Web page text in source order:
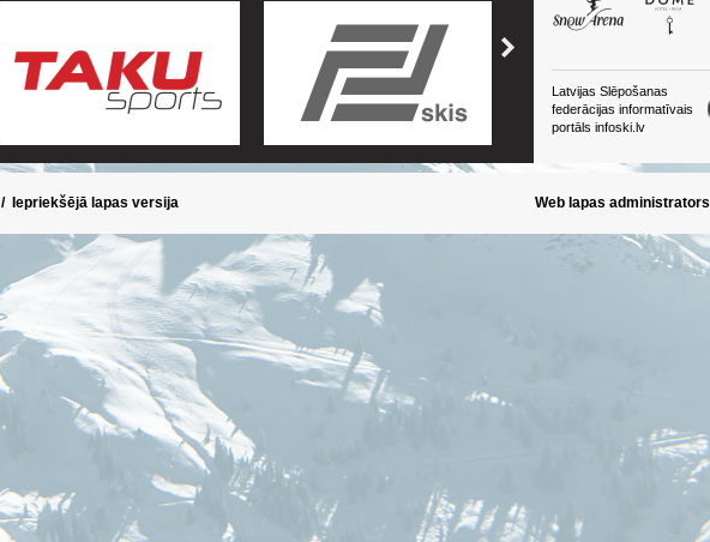
Latvijas Slēpošanas
federācijas informatīvais
portāls infoski.lv
/ Iepriekšējā lapas versija Web lapas administrators